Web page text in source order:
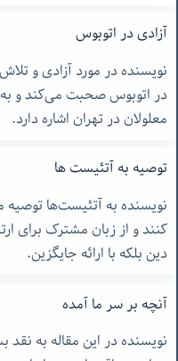
آزادى در اتوبوس
نویسنده در مورد آزادی و
در اتوبوس صحبت می‌کند و
معلولان در تهران اشاره دارد.
توصیه به آتئیست ها
نویسنده به آتئیست‌ها توصیه
کنند و از زبان مشترک برای
دین بلکه با ارائه جایگزین.
آنچه بر سر ما آمده
نویسنده در این مقاله به